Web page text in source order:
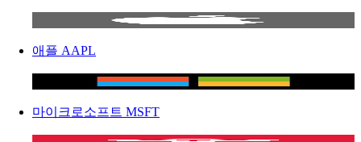
애플 AAPL
마이크로소프트 MSFT